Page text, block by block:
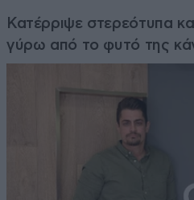
Κατέρριψε στερεότυπα
γύρω από το φυτό της